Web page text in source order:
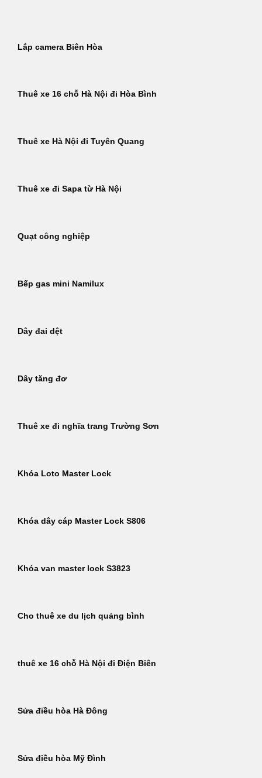
dungLắp camera Biên Hòa
Thuê xe 16 chỗ Hà Nội đi Hòa Bình
Thuê xe Hà Nội đi Tuyên Quang
Thuê xe đi Sapa từ Hà Nội
Quạt công nghiệp
Bếp gas mini Namilux
Dây đai dệt
Dây tăng đơ
Thuê xe đi nghĩa trang Trường Sơn
Khóa Loto Master Lock
Khóa dây cáp Master Lock S806
Khóa van master lock S3823
Cho thuê xe du lịch quảng bình
thuê xe 16 chỗ Hà Nội đi Điện Biên
Sửa điều hòa Hà Đông
Sửa điều hòa Mỹ Đình